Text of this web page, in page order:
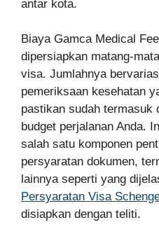
antar kota.
Biaya Gamca Medical
dipersiapkan matang-
visa. Jumlahnya
pemeriksaan kesehatan
pastikan sudah termasuk
budget perjalanan Anda.
salah satu komponen
persyaratan dokumen,
lainnya seperti yang
Persyaratan Visa
disiapkan dengan teliti.